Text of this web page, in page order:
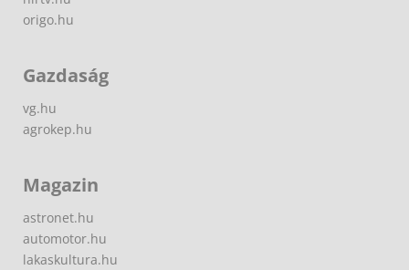
origo.hu
Gazdaság
vg.hu
agrokep.hu
Magazin
astronet.hu
automotor.hu
lakaskultura.hu